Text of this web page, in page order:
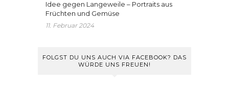
Idee gegen Langeweile – Portraits aus
Früchten und Gemüse
11. Februar 2024
FOLGST DU UNS AUCH VIA FACEBOOK? DAS
WÜRDE UNS FREUEN!